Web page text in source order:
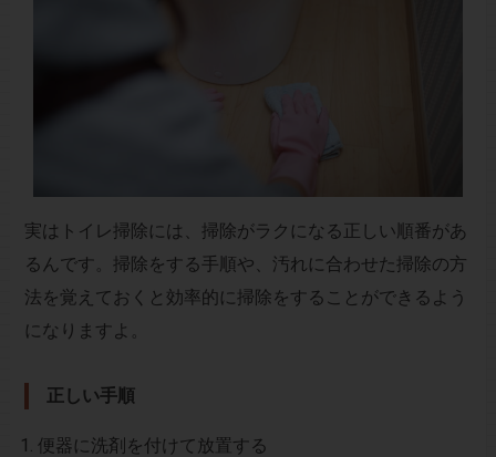
実はトイレ掃除には、掃除がラクになる正しい順番があ
るんです。掃除をする手順や、汚れに合わせた掃除の方
法を覚えておくと効率的に掃除をすることができるよう
になりますよ。
正しい手順
便器に洗剤を付けて放置する